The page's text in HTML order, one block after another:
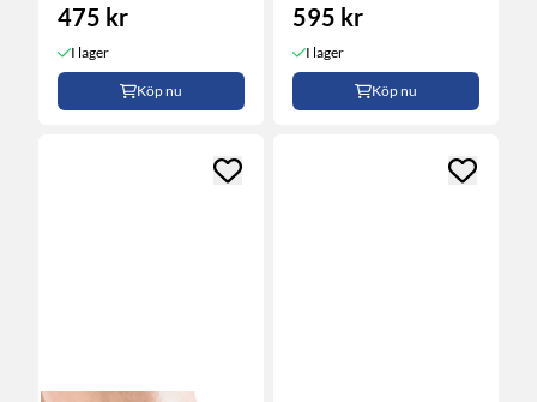
475 kr
I lager
Köp nu
Support
595 kr
I lager
Köp nu